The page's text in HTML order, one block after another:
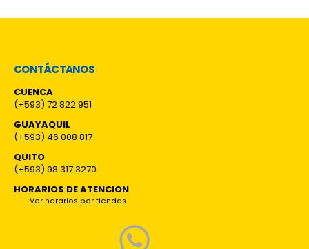
CONTÁCTANOS
CUENCA
(+593) 72 822 951
GUAYAQUIL
(+593) 46 008 817
QUITO
(+593) 98 317 3270
HORARIOS DE ATENCION
Ver horarios por tiendas